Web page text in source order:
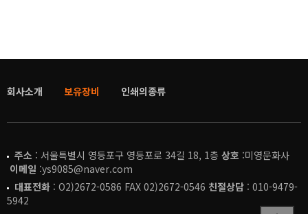
회사소개 보유장비 인쇄의종류
주소 : 서울특별시 영등포구 영등포로 34길 18, 1층 상호 :미영문화사
이메일 :ys9085@naver.com
대표전화 : O2)2672-0586 FAX 02)2672-0546 친절상담 : 010-9479-
5942